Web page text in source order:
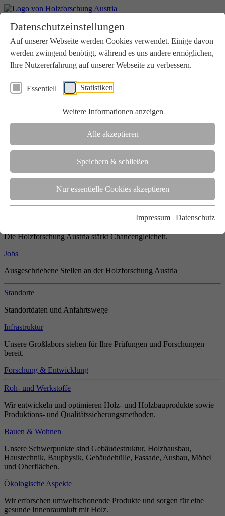
Datenschutzeinstellungen
Auf unserer Webseite werden Cookies verwendet. Einige davon
werden zwingend benötigt, während es uns andere ermöglichen,
Ihre Nutzererfahrung auf unserer Webseite zu verbessern.
Essentiell Statistiken
Weitere Informationen anzeigen
Alle akzeptieren
Speichern & schließen
Nur essentielle Cookies akzeptieren
Impressum | Datenschutz
Aktuelles
Downloads
Kontakt
Login
Verein
Wir unterstützen die Interessen der Holzbranche in enger
Zusammenarbeit mit Wissenschaft und Wirtschaft.
Die Holzforschung Austria ist akkreditierte Prüf-, Inspektions- und
Team
Unsere gesamte Kompetenz ist in unseren Mitarbeiter:innen
gebündelt
Die Holzforschung Austria stärkt Chancengleicheit.
Jobs
Ausgeschriebene Stellen an der Holzforschung Austria
Standorte
Standortdaten und Anfahrtswege
Infrastruktur
Unsere Großlabors stehen für Ihre Prüfungen und Forschungen
bereit.
Forschung & Entwicklung
Roh- und Werkstoffe
Wir entwickeln und optimieren Holz- und Holzbauprodukte sowie
Produktions- und Qualitätssicherungsmethoden.
Bauen & Wohnen
Unsere Schwerpunkte sind Gebäudestruktur, Holzhausbau,
Haustechnik, Bauphysik, Gebäudehülle, Fassade, Ausbau, Möbel
und Oberflächen.
Ökologische Aspekte
Wir erforschen umweltschonende Produkte und sorgen für eine
gesunde Innenraumluft mit Holz.